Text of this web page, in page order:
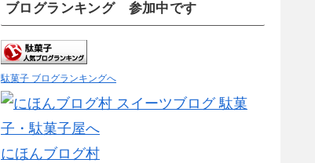
ブログランキング 参加中です
駄菓子 ブログランキングへ
にほんブログ村